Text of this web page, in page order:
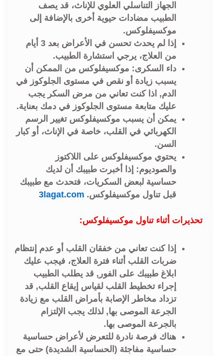
الجهاز التناسلي العلوي للإناث، قد يصف
الطبيب مضادات حيوية أخرى بالإضافة إلى
موكسيفلوكس.
إذا لم يحدث تحسن في الأعراض بعد 3 أيام
من العلاج، يرجي استشارة الطبيب.
داء السكرى: موكسيفلوكس من الممكن أن
يسبب زيادة أو نقص في مستوى الجلوكوز في
الدم, اذا كنت تعاني من مرض السكر يجب
عليك متابعة مستوى الجلوكوز في دمك بعناية.
يمكن أن يسبب موكسيفلوكس تغيير الرسم
الكهربائي في القلب، خاصة في الإناث، أو كبار
السن.
يحتوي موكسيفلوكس على اللاكتوز
والصوديوم: إذا أخبرت طبيبك أن لديك
حساسية لبعض السكريات، فتحدث مع طبيبك
قبل تناول موكسيفلوكس. 3lagat.com
تحذيرات أثناء تناول موكسيفلوكس:
إذا كنت تعاني من خفقان القلب أو عدم إنتظام
ضربات القلب أثناء فترة العلاج، فيجب عليك
ابلاغ طبيبك على الفور, قد يطلب الطبيب
إجراء تخطيط القلب لقياس إيقاع القلب, قد
تزداد مخاطر الإصابة بأمراض القلب مع زيادة
الجرعة الموصى بها, لذلك يجب الإلتزام
بالجرعة الموصى بها.
هناك فرصة نادرة للتعرض لأعراض حساسية
حساسية مفاجئة (الحساسية الشديدة) حتى مع